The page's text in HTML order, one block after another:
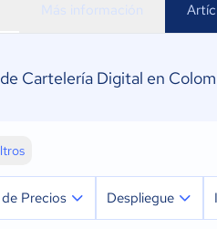
Más información
Cartelería Digital en
Precios Despliegue